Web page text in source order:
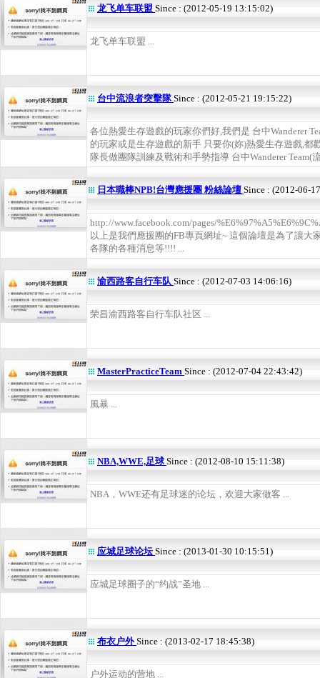
龙飞单车联盟 Since : (2012-05-19 13:15:02)
龙飞单车联盟 ...
台中流浪者突擊隊Since : (2012-05-21 19:15:22)
各位熱愛生存遊戲的玩家你們好,我們是 台中Wanderer
的玩家或是生存遊戲的新手 只要你(妳)熱愛生存遊戲,
隊長做團隊訓練及戰術和手勢指導 台中Wanderer Team(
日本職棒NPB!台灣應援團 粉絲論壇 Since : (2012-06-
http://www.facebook.com/pages/
以上是我們應援團的FB專頁網址~ 這個論壇是為了讓
各隊的各種消息等!!!! ...
渝西路客自行车队 Since : (2012-07-03 14:06:16)
荣昌渝西路客自行车队社区 ...
MasterPracticeTeam Since : (2012-07-04 22:43:42)
風暴 ...
NBA,WWE,足球Since : (2012-08-10 15:11:38)
NBA，WWE还有足球迷的论坛，欢迎大家做客 ...
应城足球论坛Since : (2013-01-30 10:15:51)
应城足球圈子的“约战”圣地 ...
布衣户外Since : (2013-02-17 18:45:38)
户外运动的营地 ...